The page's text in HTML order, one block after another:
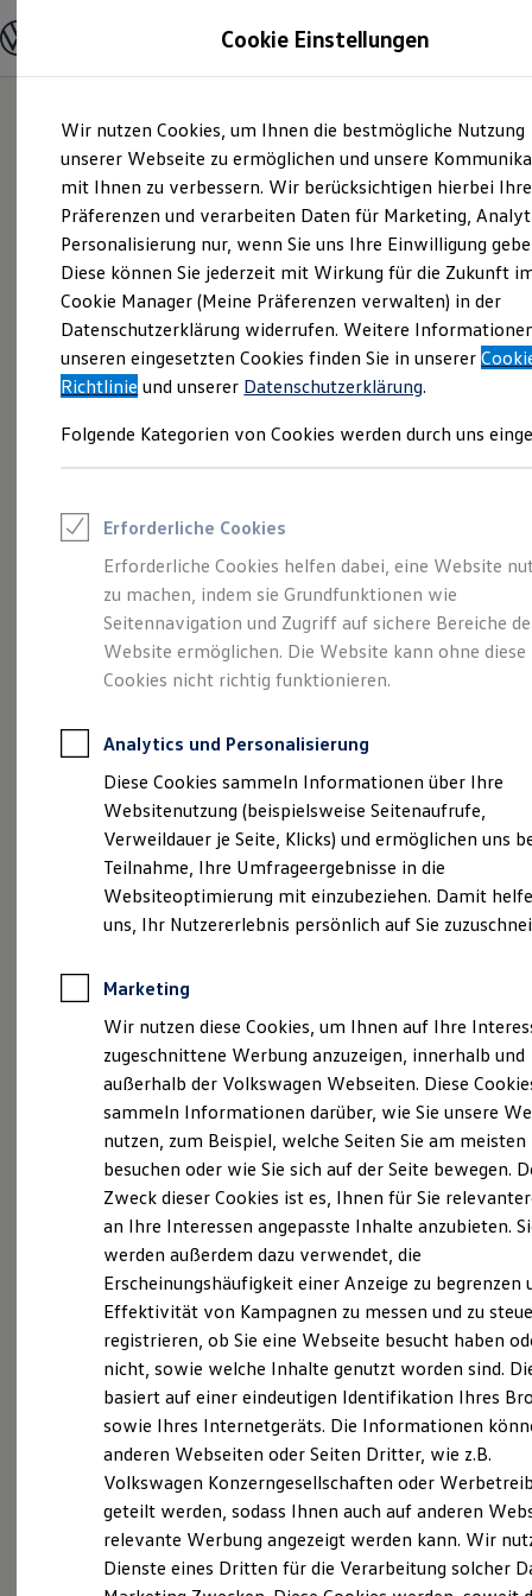
Hauptinhalt
springen
Footer
springen
Modelle und Konfigurator
Modelle vergleichen
Elektroautos
ENERGY Sondermodelle
Nutzfahrzeuge
SUV und CUV
Familienautos
Kombis
Kompaktwagen
Sportwagen
Schnell verfügbare Fahrzeuge
Angebote und Produkte
Aktuelle Angebote
E-Auto-Förderung
Volkswagen Marktplatz
Junge Gebrauchtwagen und Gebrauchtwagen
Saisonangebote
Leasing
Leasing-Angebote
Gebrauchtwagen Leasing
Junge Gebrauchtwagen-Leasing
Elektroauto Leasing
Kleinwagen-Leasing
Leasing ohne Anzahlung
Autokredit mit Schlussrate
Versicherungen und Garantien
Kfz-Versicherung
Restschuldversicherungen
Garantien
Wartungsverträge
Geschäftskunden
Professional Class bei Volkswagen
Großkunden
Behörden
Anpfiff zum Gewinn
Elektroautos
ID. Tutorials
Elektrofahrzeugkonzepte
Reichweite
Reichweite der ID. Modelle
Reichweite im Winter
Laden
Laden unterwegs
Laden Zuhause
Ladezeitensimulator
Batterie
Sicherheit
Garantie und Lebensdauer
Nachhaltigkeit
Technologie
Kosten und Kauf
Verbrauchskosten
Kaufoptionen
E-Auto-Förderung
Software und Konnektivität
Die ID. Software 6
ID. Software Versionen und Updates
Digitale Extras
Schnittstellen zu Ihrem ID.
Eine Spur Extra. Der
neue vollelektrische
ID. Polo
(
Cookie Einstellungen
Wir nutzen Cookies, um Ihnen die bestmögliche Nutzung
unserer Webseite zu ermöglichen und unsere
mit Ihnen zu verbessern. Wir berücksichtigen hierbei Ihre
Präferenzen und verarbeiten Daten für Marketing,
Personalisierung nur, wenn Sie uns Ihre Einwilligung
Diese können Sie jederzeit mit Wirkung für die Zukunft
Cookie Manager (Meine Präferenzen verwalten) in der
Datenschutzerklärung widerrufen. Weitere
unseren eingesetzten Cookies finden Sie in unserer
Richtlinie und unserer Datenschutzerklärung.
Folgende Kategorien von Cookies werden durch uns
Erforderliche Cookies
Erforderliche Cookies helfen dabei, eine Website
zu machen, indem sie Grundfunktionen wie
Seitennavigation und Zugriff auf sichere Bereiche
Website ermöglichen. Die Website kann ohne diese
Cookies nicht richtig funktionieren.
Analytics und Personalisierung
Diese Cookies sammeln Informationen über Ihre
Websitenutzung (beispielsweise Seitenaufrufe,
Verweildauer je Seite, Klicks) und ermöglichen uns
Teilnahme, Ihre Umfrageergebnisse in die
Websiteoptimierung mit einzubeziehen. Damit
uns, Ihr Nutzererlebnis persönlich auf Sie
Marketing
Wir nutzen diese Cookies, um Ihnen auf Ihre
zugeschnittene Werbung anzuzeigen, innerhalb und
außerhalb der Volkswagen Webseiten. Diese
sammeln Informationen darüber, wie Sie unsere
nutzen, zum Beispiel, welche Seiten Sie am meisten
besuchen oder wie Sie sich auf der Seite bewegen.
Zweck dieser Cookies ist es, Ihnen für Sie
an Ihre Interessen angepasste Inhalte anzubieten.
werden außerdem dazu verwendet, die
Erscheinungshäufigkeit einer Anzeige zu begrenzen
Effektivität von Kampagnen zu messen und zu
registrieren, ob Sie eine Webseite besucht haben
nicht, sowie welche Inhalte genutzt worden sind.
basiert auf einer eindeutigen Identifikation Ihres
sowie Ihres Internetgeräts. Die Informationen
anderen Webseiten oder Seiten Dritter, wie z.B.
Volkswagen Konzerngesellschaften oder
geteilt werden, sodass Ihnen auch auf anderen
relevante Werbung angezeigt werden kann. Wir
Dienste eines Dritten für die Verarbeitung solcher